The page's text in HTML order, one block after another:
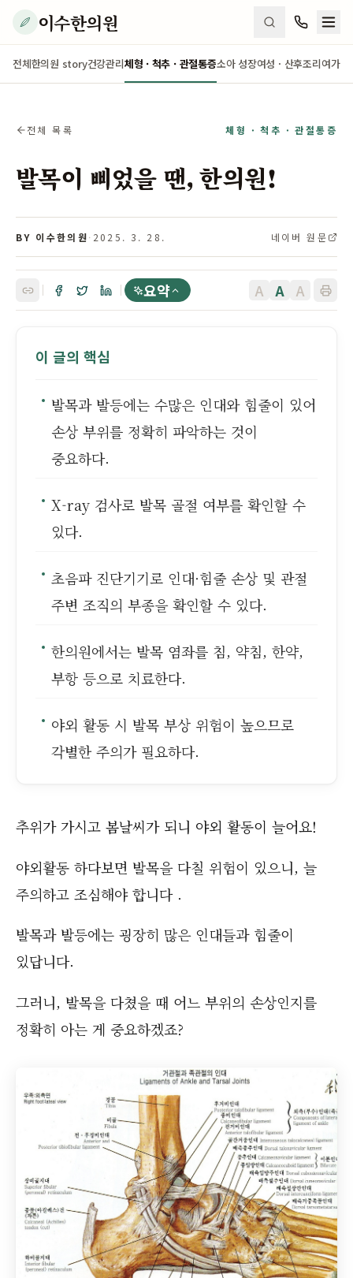
이수한의원
전체한의원 story건강관리체형 · 척추 · 관절통증소아 성장여성 · 산후조리여가 ·
전체 목록 체형 · 척추 · 관절통증
발목이 삐었을 땐, 한의원!
BY 이수한의원· 2025. 3. 28. 네이버 원문
요약 A A A
이 글의 핵심
발목과 발등에는 수많은 인대와 힘줄이 있어
손상 부위를 정확히 파악하는 것이
중요하다.
X-ray 검사로 발목 골절 여부를 확인할 수
있다.
초음파 진단기기로 인대·힘줄 손상 및 관절
주변 조직의 부종을 확인할 수 있다.
한의원에서는 발목 염좌를 침, 약침, 한약,
부항 등으로 치료한다.
야외 활동 시 발목 부상 위험이 높으므로
각별한 주의가 필요하다.
추위가 가시고 봄날씨가 되니 야외 활동이 늘어요!
야외활동 하다보면 발목을 다칠 위험이 있으니, 늘
주의하고 조심해야 합니다 .
발목과 발등에는 굉장히 많은 인대들과 힘줄이
있답니다.
그러니, 발목을 다쳤을 때 어느 부위의 손상인지를
정확히 아는 게 중요하겠죠?